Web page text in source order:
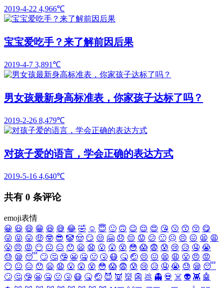
2019-4-22 4,966℃
宝宝爱吃手？来了解前因后果
2019-4-7 3,891℃
男女孩最新身高标准表，你家孩子达标了吗？
2019-2-26 8,479℃
对孩子爱的语言，学会正确的表达方式
2019-5-16 4,640℃
共有 0 条评论
emoji表情
😀 😃 😄 😁 😆 😅 😂 🤣 ☺️ 😇 🙂 🙃 😉 😌 😍 😘 😗 😙 😚 😋
😜 😝 😛 🤑 🤓 😎 🤡 🤠 😏 😒 🤗 😞 😔 😟 😕 🙁 ☹️ 😣 😖 😫 😩
😤 😠 😡 😶 😐 😑 😯 😦 😧 😮 😲 😵 😳 😱 😨 😰 😢 😥 🤤 😭
😓 😪 😴 🙄 🤔 🤥 😬 🤐 🤢 🤧 😷 🤒 🤕 😣 😖 😫 😩 😤 😠 😡
😶 😐 😑 😯 😦 😧 😮 😲 😵 😳 😱 😨 😰 😢 😥 🤤 😭 😓 😪 😴
🙄 🤔 🤥 😬 🤐 🤢 🤧 😷 🤒 🤕 😈 👿 👹 👺 💩 👻 💀 ☠️ 👽 👾 🤖